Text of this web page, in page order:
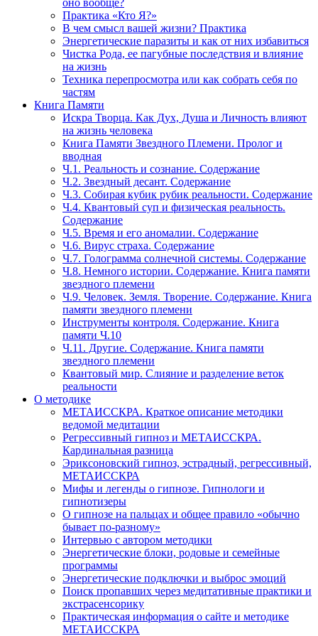
оно вообще?
Практика «Кто Я?»
В чем смысл вашей жизни? Практика
Энергетические паразиты и как от них избавиться
Чистка Рода, ее пагубные последствия и влияние
на жизнь
Техника перепросмотра или как собрать себя по
частям
Книга Памяти
Искра Творца. Как Дух, Душа и Личность влияют
на жизнь человека
Книга Памяти Звездного Племени. Пролог и
вводная
Ч.1. Реальность и сознание. Содержание
Ч.2. Звездный десант. Содержание
Ч.3. Собирая кубик рубик реальности. Содержание
Ч.4. Квантовый суп и физическая реальность.
Содержание
Ч.5. Время и его аномалии. Содержание
Ч.6. Вирус страха. Содержание
Ч.7. Голограмма солнечной системы. Содержание
Ч.8. Немного истории. Содержание. Книга памяти
звездного племени
Ч.9. Человек. Земля. Творение. Содержание. Книга
памяти звездного племени
Инструменты контроля. Содержание. Книга
памяти Ч.10
Ч.11. Другие. Содержание. Книга памяти
звездного племени
Квантовый мир. Слияние и разделение веток
реальности
О методике
МЕТАИССКРА. Краткое описание методики
ведомой медитации
Регрессивный гипноз и МЕТАИССКРА.
Кардинальная разница
Эриксоновский гипноз, эстрадный, регрессивный,
МЕТАИССКРА
Мифы и легенды о гипнозе. Гипнологи и
гипнотизеры
О гипнозе на пальцах и общее правило «обычно
бывает по-разному»
Интервью с автором методики
Энергетические блоки, родовые и семейные
программы
Энергетические подключки и выброс эмоций
Поиск пропавших через медитативные практики и
экстрасенсорику
Практическая информация о сайте и методике
МЕТАИССКРА